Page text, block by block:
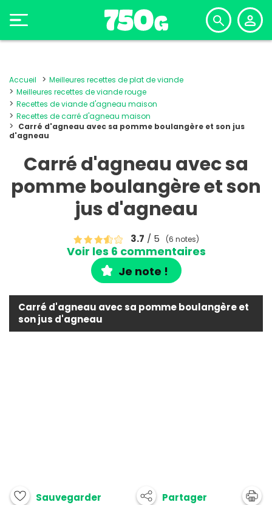
Accueil
Meilleures recettes de plat de viande
Meilleures recettes de viande rouge
Recettes de viande d'agneau maison
Recettes de carré d'agneau maison
Carré d'agneau avec sa pomme boulangère et son jus
d'agneau
Carré d'agneau avec sa
pomme boulangère et son
jus d'agneau
3.7 / 5 (6 notes)
Voir les 6 commentaires
Je note !
Carré d'agneau avec sa pomme boulangère et
son jus d'agneau
Sauvegarder Partager